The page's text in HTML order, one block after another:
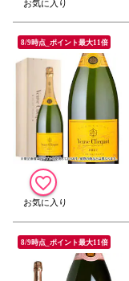
8/9時点_ポイント最大11倍
8/9時点_ポイント最大11倍